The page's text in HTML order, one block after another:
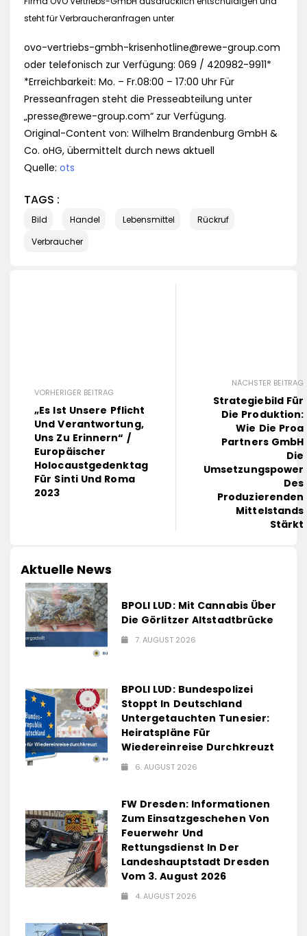
steht für Verbraucheranfragen unter
ovo-vertriebs-gmbh-krisenhotline@rewe-group.com
oder telefonisch zur Verfügung: 069 / 420982-9911*
*Erreichbarkeit: Mo. – Fr.08:00 – 17:00 Uhr Für
Presseanfragen steht die Presseabteilung unter
„presse@rewe-group.com“ zur Verfügung.
Original-Content von: Wilhelm Brandenburg GmbH &
Co. oHG, übermittelt durch news aktuell
Quelle: ots
TAGS :
Bild Handel Lebensmittel
Rückruf
Verbraucher
VORHERIGER BEITRAG
„Es Ist Unsere Pflicht
Und Verantwortung,
Uns Zu Erinnern“ /
Europäischer
Holocaustgedenktag
Für Sinti Und Roma
2023
NÄCHSTER BEITRAG
Strategiebild Für
Die Produktion:
Wie Die Proa
Partners GmbH
Die
Umsetzungspower
Des
Produzierenden
Mittelstands
Stärkt
Aktuelle News
BPOLI LUD: Mit Cannabis Über
Die Görlitzer Altstadtbrücke
7. AUGUST 2026
BPOLI LUD: Bundespolizei
Stoppt In Deutschland
Untergetauchten Tunesier:
Heiratspläne Für
Wiedereinreise Durchkreuzt
6. AUGUST 2026
FW Dresden: Informationen
Zum Einsatzgeschehen Von
Feuerwehr Und
Rettungsdienst In Der
Landeshauptstadt Dresden
Vom 3. August 2026
4. AUGUST 2026